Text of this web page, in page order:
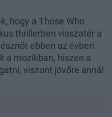
hogy a Those Who
thrillerben visszatér a
ebben az évben
a mozikban, hiszen a
viszont jövőre annál